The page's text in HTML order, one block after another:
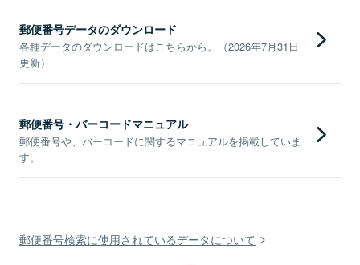
郵便番号データのダウンロード
各種データのダウンロードはこちらから。（2026年7月31日
更新）
郵便番号・バーコードマニュアル
郵便番号や、バーコードに関するマニュアルを掲載していま
す。
郵便番号検索に使用されているデータについて